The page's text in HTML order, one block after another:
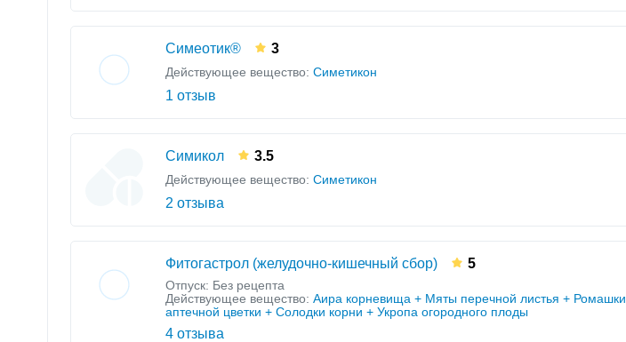
Симеотик® 3
Действующее вещество: Симетикон
1 отзыв
Симикол 3.5
Действующее вещество: Симетикон
2 отзыва
Фитогастрол (желудочно-кишечный сбор) 5
Отпуск: Без рецепта
Действующее вещество: Аира корневища + Мяты перечной листья + Ромашки
аптечной цветки + Солодки корни + Укропа огородного плоды
4 отзыва